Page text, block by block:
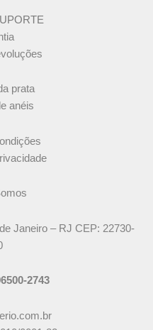
prata
anéis
Janeiro – RJ CEP: 22730-
2743